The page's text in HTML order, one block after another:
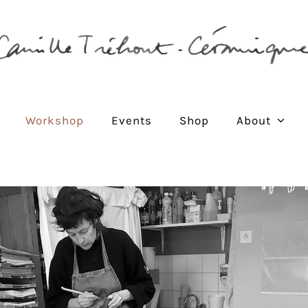
Workshop Events Shop About